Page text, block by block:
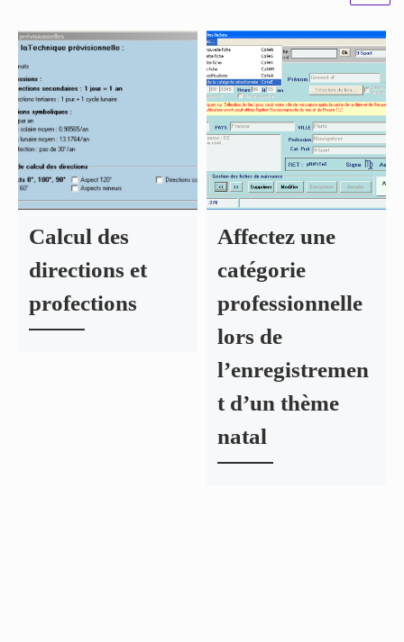
Calcul des
directions et
profections
Affectez une
catégorie
professionnelle
lors de
l’enregistremen
t d’un thème
natal